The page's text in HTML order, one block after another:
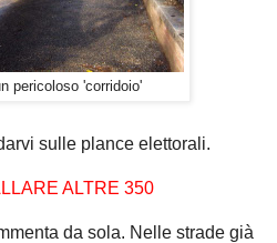
pericoloso 'corridoio'
sulle plance elettorali.
ALTRE 350
da sola. Nelle strade già